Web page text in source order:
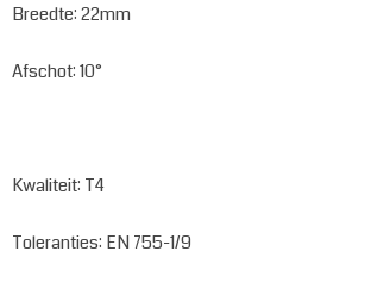
Breedte: 22mm
Afschot: 10°
Kwaliteit: T4
Toleranties: EN 755-1/9